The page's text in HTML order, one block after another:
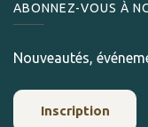
ABONNEZ-VOUS À
Nouveautés,
Inscription